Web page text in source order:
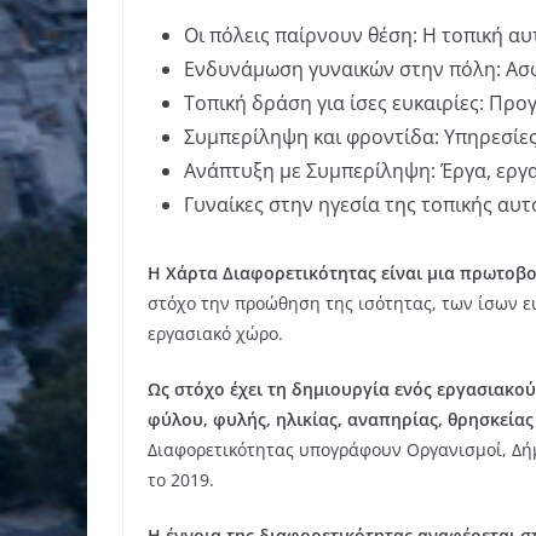
Οι πόλεις παίρνουν θέση: Η τοπική
Ενδυνάμωση γυναικών στην πόλη:
Τοπική δράση για ίσες ευκαιρίες:
Συμπερίληψη και φροντίδα:
Ανάπτυξη με Συμπερίληψη: Έργα,
Γυναίκες στην ηγεσία της τοπικής
Η Χάρτα Διαφορετικότητας είναι μια
στόχο την προώθηση της ισότητας, των ίσων
εργασιακό χώρο.
Ως στόχο έχει τη δημιουργία ενός
φύλου, φυλής, ηλικίας, αναπηρίας,
Διαφορετικότητας υπογράφουν Οργανισμοί,
το 2019.